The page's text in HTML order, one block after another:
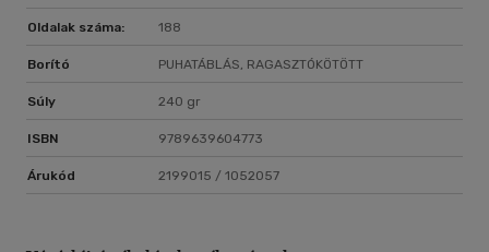
Oldalak száma: 188
Borító PUHATÁBLÁS, RAGASZTÓKÖTÖTT
Súly 240 gr
ISBN 9789639604773
Árukód 2199015 / 1052057